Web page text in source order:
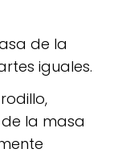
de la
iguales.
la masa